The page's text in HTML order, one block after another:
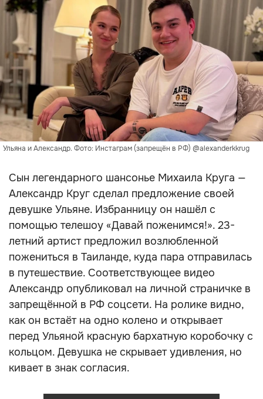
Ульяна и Александр. Фото: Инстаграм (запрещён в РФ) @alexanderkkrug
Сын легендарного шансонье Михаила Круга —
Александр Круг сделал предложение своей
девушке Ульяне. Избранницу он нашёл с
помощью телешоу «Давай поженимся!». 23-
летний артист предложил возлюбленной
пожениться в Таиланде, куда пара отправилась
в путешествие. Соответствующее видео
Александр опубликовал на личной страничке в
запрещённой в РФ соцсети. На ролике видно,
как он встаёт на одно колено и открывает
перед Ульяной красную бархатную коробочку с
кольцом. Девушка не скрывает удивления, но
кивает в знак согласия.